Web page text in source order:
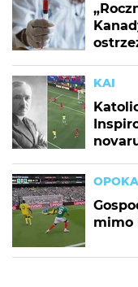
KAI
OPOKA
mimo